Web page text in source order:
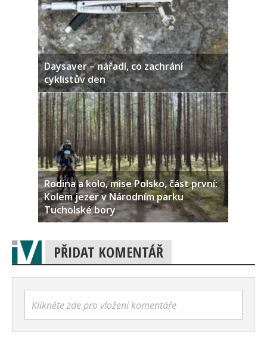
Daysaver – nářadí, co zachrání
cyklistův den
Rodina a kolo, mise Polsko, část první:
Kolem jezer v Národním parku
Tucholské bory
PŘIDAT KOMENTÁŘ
Klikněte zde pro vložení komentáře